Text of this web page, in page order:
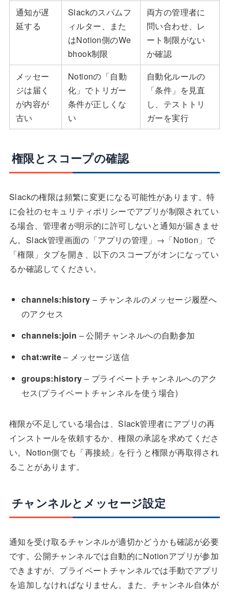
通知が遅
延する
Slackのスパムフ
ィルター、また
はNotion側のWe
bhook制限
両方の管理者に
問い合わせ、レ
ート制限がない
か確認
メッセー
ジは届く
が内容が
古い
Notionの「自動
化」でトリガー
条件が正しくな
い
自動化ルールの
「条件」を見直
し、テストトリ
ガーを実行
権限とスコープの確認
Slackの権限は頻繁に変更になる可能性があります。特
に会社のセキュリティポリシーでアプリが制限されてい
る場合、管理者が明示的に許可しないと通知が届きませ
ん。Slack管理画面の「アプリの管理」→「Notion」で
「権限」タブを開き、以下のスコープがオンになってい
るか確認してください。
channels:history – チャンネルのメッセージ履歴へ
のアクセス
channels:join – 公開チャンネルへの自動参加
chat:write– メッセージ送信
groups:history – プライベートチャンネルへのアク
セス(プライベートチャンネルを使う場合)
権限が不足している場合は、Slack管理者にアプリの再
インストールを依頼するか、権限の承認を求めてくださ
い。Notion側でも「再接続」を行うと権限が再取得され
ることがあります。
チャンネルとメッセージ設定
通知を受け取るチャンネルが適切かどうかも確認が必要
です。公開チャンネルでは自動的にNotionアプリが参加
できますが、プライベートチャンネルでは手動でアプリ
を追加しなければなりません。また、チャンネル自体が